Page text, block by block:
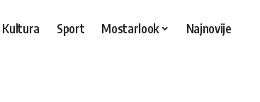
Kultura Sport Mostarlook Najnovije